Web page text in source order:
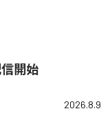
信開始
2026.8.9